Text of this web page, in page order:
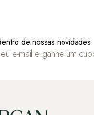
de nossas novidades
e-mail e ganhe um